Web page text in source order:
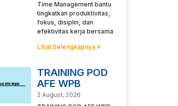
Time Management bantu
tingkatkan produktivitas,
fokus, disiplin, dan
efektivitas kerja bersama
Lihat Selengkapnya »
TRAINING POD
AFE WPB
2 August, 2026